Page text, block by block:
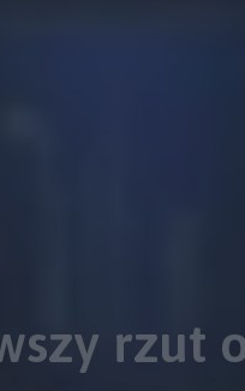
rzut